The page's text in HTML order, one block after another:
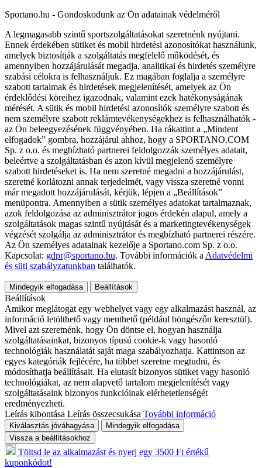
Sportano.hu - Gondoskodunk az Ön adatainak védelméről
A legmagasabb szintű sportszolgáltatásokat szeretnénk nyújtani.
Ennek érdekében sütiket és mobil hirdetési azonosítókat használunk,
amelyek biztosítják a szolgáltatás megfelelő működését, és
amennyiben hozzájárulását megadja, analitikai és hirdetés személyre
szabási célokra is felhasználjuk. Ez magában foglalja a személyre
szabott tartalmak és hirdetések megjelenítését, amelyek az Ön
érdeklődési köreihez igazodnak, valamint ezek hatékonyságának
mérését. A sütik és mobil hirdetési azonosítók személyre szabott és
nem személyre szabott reklámtevékenységekhez is felhasználhatók -
az Ön beleegyezésének függvényében. Ha rákattint a „Mindent
elfogadok” gombra, hozzájárul ahhoz, hogy a SPORTANO.COM
Sp. z o.o. és megbízható partnerei feldolgozzák személyes adatait,
beleértve a szolgáltatásban és azon kívül megjelenő személyre
szabott hirdetéseket is. Ha nem szeretné megadni a hozzájárulást,
szeretné korlátozni annak terjedelmét, vagy vissza szeretné vonni
már megadott hozzájárulását, kérjük, lépjen a „Beállítások”
menüpontra. Amennyiben a sütik személyes adatokat tartalmaznak,
azok feldolgozása az adminisztrátor jogos érdekén alapul, amely a
szolgáltatások magas szintű nyújtását és a marketingtevékenységek
végzését szolgálja az adminisztrátor és megbízható partnerei részére.
Az Ön személyes adatainak kezelője a Sportano.com Sp. z o.o.
Kapcsolat: gdpr@sportano.hu. További információk a Adatvédelmi
és süti szabályzatunkban találhatók.
Mindegyik elfogadása Beállítások
Beállítások
Amikor meglátogat egy webhelyet vagy egy alkalmazást használ, az
információ letölthető vagy menthető (például böngészőn keresztül).
Mivel azt szeretnénk, hogy Ön döntse el, hogyan használja
szolgáltatásainkat, bizonyos típusú cookie-k vagy hasonló
technológiák használatát saját maga szabályozhatja. Kattintson az
egyes kategóriák fejlécére, ha többet szeretne megtudni, és
módosíthatja beállításait. Ha elutasít bizonyos sütiket vagy hasonló
technológiákat, az nem alapvető tartalom megjelenítését vagy
szolgáltatásaink bizonyos funkcióinak elérhetetlenségét
eredményezheti.
Leírás kibontása Leírás összecsukása További információ
Kiválasztás jóváhagyása
Mindegyik elfogadása
Vissza a beállításokhoz
Töltsd le az alkalmazást és nyerj egy 3500 Ft értékű
kuponkódot!